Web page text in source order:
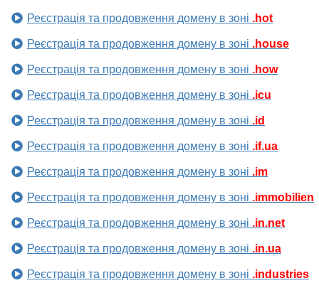
Реєстрація та продовження домену в зоні .hot
Реєстрація та продовження домену в зоні .house
Реєстрація та продовження домену в зоні .how
Реєстрація та продовження домену в зоні .icu
Реєстрація та продовження домену в зоні .id
Реєстрація та продовження домену в зоні .if.ua
Реєстрація та продовження домену в зоні .im
Реєстрація та продовження домену в зоні .immobilien
Реєстрація та продовження домену в зоні .in.net
Реєстрація та продовження домену в зоні .in.ua
Реєстрація та продовження домену в зоні .industries